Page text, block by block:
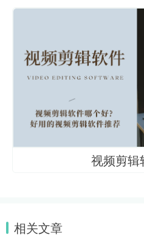
视频剪辑
相关文章